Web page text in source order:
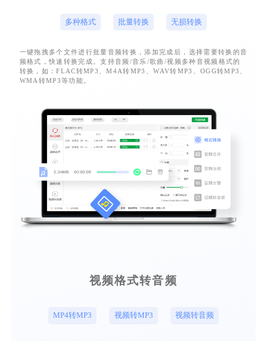
多种格式 批量转换 无损转换
一键拖拽多个文件进行批量音频转换，添加完成后，选择需要转换的音
频格式，快速转换完成。支持音频/音乐/歌曲/视频多种音视频格式的
转换，如：FLAC转MP3、M4A转MP3、WAV转MP3、OGG转MP3、
WMA转MP3等功能。
视频格式转音频
MP4转MP3 视频转MP3 视频转音频